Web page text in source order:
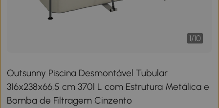
1/10
Outsunny Piscina Desmontável Tubular
316x238x66,5 cm 3701 L com Estrutura Metálica e
Bomba de Filtragem Cinzento